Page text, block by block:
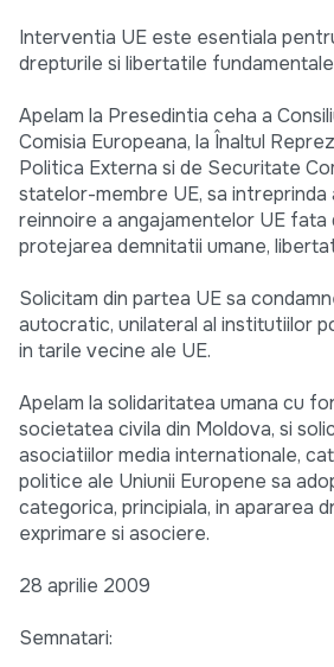
Interventia UE este esentiala
drepturile si libertatile
Apelam la Presedintia ceha a
Comisia Europeana, la Înaltul
Politica Externa si de Securitate
statelor-membre UE, sa
reinnoire a angajamentelor UE
protejarea demnitatii umane,
Solicitam din partea UE sa
autocratic, unilateral al institutiilor
in tarile vecine ale UE.
Apelam la solidaritatea umana cu
societatea civila din Moldova, si
asociatiilor media internationale,
politice ale Uniunii Europene sa
categorica, principiala, in apararea
exprimare si asociere.
28 aprilie 2009
Semnatari: